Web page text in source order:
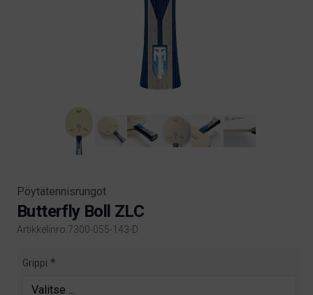
Pöytätennisrungot
Butterfly Boll ZLC
Artikkelinro:7300-055-143-D
Product information
Grippi